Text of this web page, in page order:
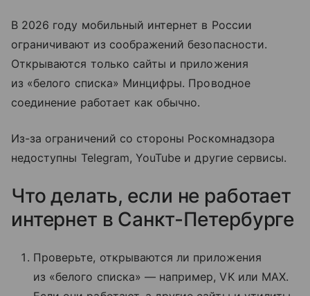
В 2026 году мобильный интернет в России
ограничивают из соображений безопасности.
Открываются только сайты и приложения
из «белого списка» Минцифры. Проводное
соединение работает как обычно.
Из-за ограничений со стороны Роскомнадзора
недоступны Telegram, YouTube и другие сервисы.
Что делать, если не работает
интернет в Санкт-Петербурге
Проверьте, открываются ли приложения
из «белого списка» — например, VK или MAX.